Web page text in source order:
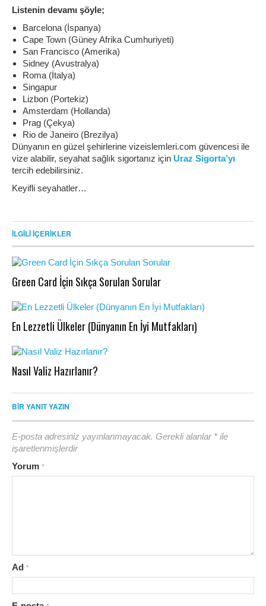
Listenin devamı şöyle;
Barcelona (İspanya)
Cape Town (Güney Afrika Cumhuriyeti)
San Francisco (Amerika)
Sidney (Avustralya)
Roma (İtalya)
Singapur
Lizbon (Portekiz)
Amsterdam (Hollanda)
Prag (Çekya)
Rio de Janeiro (Brezilya)
Dünyanın en güzel şehirlerine vizeislemleri.com güvencesi ile
vize alabilir, seyahat sağlık sigortanız için Uraz Sigorta’yı
tercih edebilirsiniz.
Keyifli seyahatler…
İLGILI İÇERIKLER
Green Card İçin Sıkça Sorulan Sorular
En Lezzetli Ülkeler (Dünyanın En İyi Mutfakları)
Nasıl Valiz Hazırlanır?
BIR YANIT YAZIN
E-posta adresiniz yayınlanmayacak. Gerekli alanlar * ile
işaretlenmişlerdir
Yorum *
Ad *